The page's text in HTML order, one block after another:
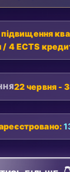
/ 4 ECTS
22 червня -